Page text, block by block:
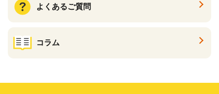
よくあるご質問
コラム